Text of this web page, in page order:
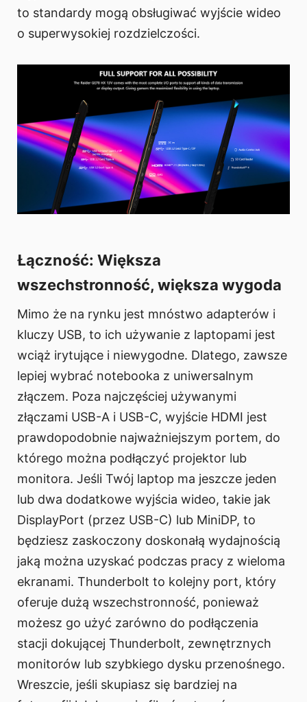
to standardy mogą obsługiwać wyjście wideo
o superwysokiej rozdzielczości.
Łączność: Większa
wszechstronność, większa wygoda
Mimo że na rynku jest mnóstwo adapterów i
kluczy USB, to ich używanie z laptopami jest
wciąż irytujące i niewygodne. Dlatego, zawsze
lepiej wybrać notebooka z uniwersalnym
złączem. Poza najczęściej używanymi
złączami USB-A i USB-C, wyjście HDMI jest
prawdopodobnie najważniejszym portem, do
którego można podłączyć projektor lub
monitora. Jeśli Twój laptop ma jeszcze jeden
lub dwa dodatkowe wyjścia wideo, takie jak
DisplayPort (przez USB-C) lub MiniDP, to
będziesz zaskoczony doskonałą wydajnością
jaką można uzyskać podczas pracy z wieloma
ekranami. Thunderbolt to kolejny port, który
oferuje dużą wszechstronność, ponieważ
możesz go użyć zarówno do podłączenia
stacji dokującej Thunderbolt, zewnętrznych
monitorów lub szybkiego dysku przenośnego.
Wreszcie, jeśli skupiasz się bardziej na